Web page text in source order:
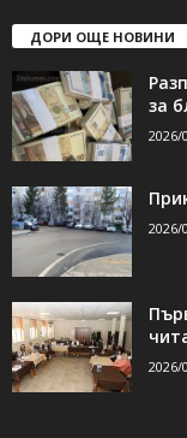
ДОРИ ОЩЕ НОВИНИ
за
2026/
2026/
2026/